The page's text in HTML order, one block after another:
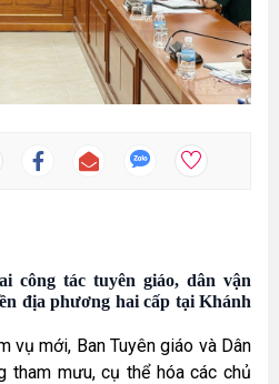
công tác tuyên giáo, dân vận
địa phương hai cấp tại Khánh
vụ mới, Ban Tuyên giáo và Dân
tham mưu, cụ thể hóa các chủ